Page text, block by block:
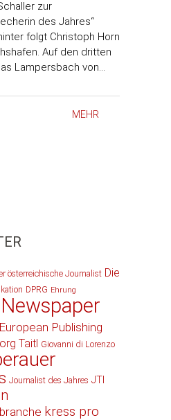
zur
des Jahres“
folgt Christoph Horn
Auf den dritten
Lampersbach von…
MEHR
österreichische Journalist Die
DPRG Ehrung
European Publishing
Taitl Giovanni di Lorenzo
Journalist des Jahres JTI
kress pro